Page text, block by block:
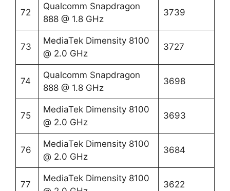
72
Qualcomm Snapdragon
888 @ 1.8 GHz
3739
73
MediaTek Dimensity 8100
@ 2.0 GHz
3727
74
Qualcomm Snapdragon
888 @ 1.8 GHz
3698
75
MediaTek Dimensity 8100
@ 2.0 GHz
3693
76
MediaTek Dimensity 8100
@ 2.0 GHz
3684
77
MediaTek Dimensity 8100
3622